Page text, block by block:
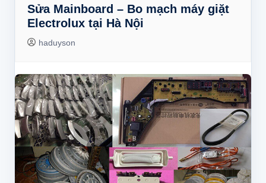
Sửa Mainboard – Bo mạch máy giặt
Electrolux tại Hà Nội
haduyson